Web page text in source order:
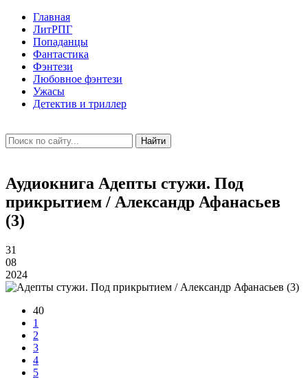
Главная
ЛитРПГ
Попаданцы
Фантастика
Фэнтези
Любовное фэнтези
Ужасы
Детектив и триллер
Найти
Аудиокнига Адепты стужи. Под
прикрытием / Александр Афанасьев
(3)
31
08
2024
40
1
2
3
4
5